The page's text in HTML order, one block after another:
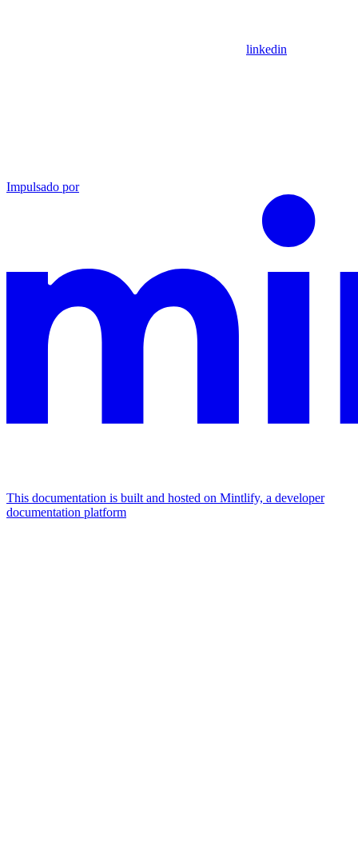
linkedin
Impulsado por
This documentation is built and hosted on Mintlify, a developer
documentation platform